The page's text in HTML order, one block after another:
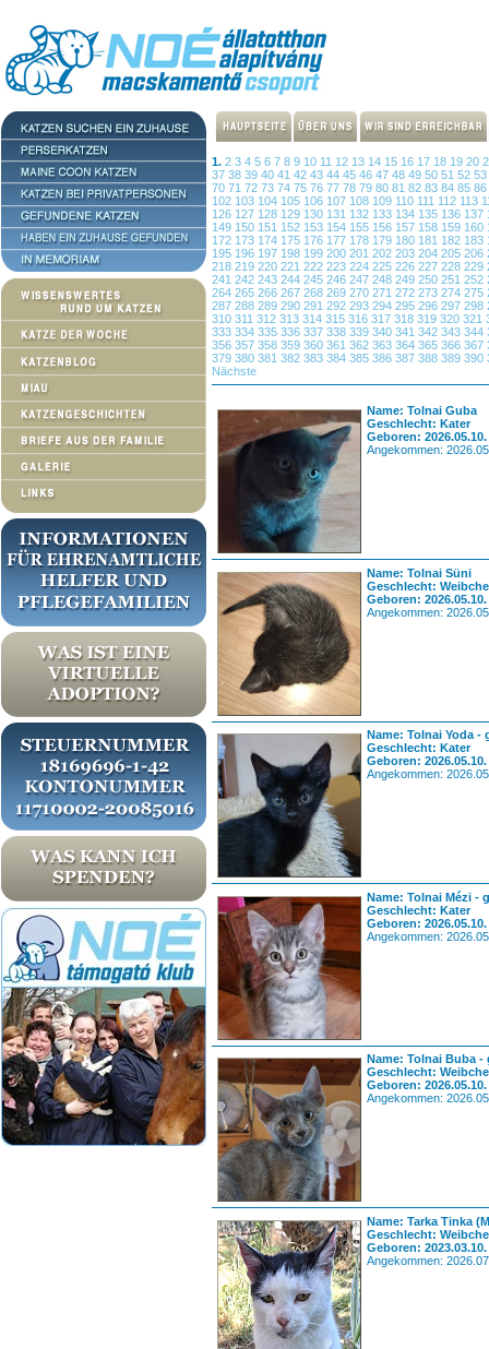
1. 2 3 4 5 6 7 8 9 10 11 12 13 14 15 16 17 18 19 20
37 38 39 40 41 42 43 44 45 46 47 48 49 50 51 52 53
70 71 72 73 74 75 76 77 78 79 80 81 82 83 84 85 86
102 103 104 105 106 107 108 109 110 111 112 113
126 127 128 129 130 131 132 133 134 135 136 137
149 150 151 152 153 154 155 156 157 158 159 160
172 173 174 175 176 177 178 179 180 181 182 183
195 196 197 198 199 200 201 202 203 204 205 206
218 219 220 221 222 223 224 225 226 227 228 229
241 242 243 244 245 246 247 248 249 250 251 252
264 265 266 267 268 269 270 271 272 273 274 275
287 288 289 290 291 292 293 294 295 296 297 298
310 311 312 313 314 315 316 317 318 319 320 321
333 334 335 336 337 338 339 340 341 342 343 344
356 357 358 359 360 361 362 363 364 365 366 367
379 380 381 382 383 384 385 386 387 388 389 390
Nächste
Name: Tolnai Guba
Geschlecht: Kater
Geboren: 2026.05.10.
Angekommen:
Name: Tolnai Süni
Geschlecht:
Geboren: 2026.05.10.
Angekommen:
Name: Tolnai Yoda -
Geschlecht: Kater
Geboren: 2026.05.10.
Angekommen:
Name: Tolnai Mézi -
Geschlecht: Kater
Geboren: 2026.05.10.
Angekommen:
Name: Tolnai Buba -
Geschlecht:
Geboren: 2026.05.10.
Angekommen:
Name: Tarka Tinka
Geschlecht:
Geboren: 2023.03.10.
Angekommen: